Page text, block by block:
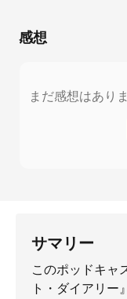
感想
まだ感想はあり
サマリー
このポッドキャ
ト・ダイアリー